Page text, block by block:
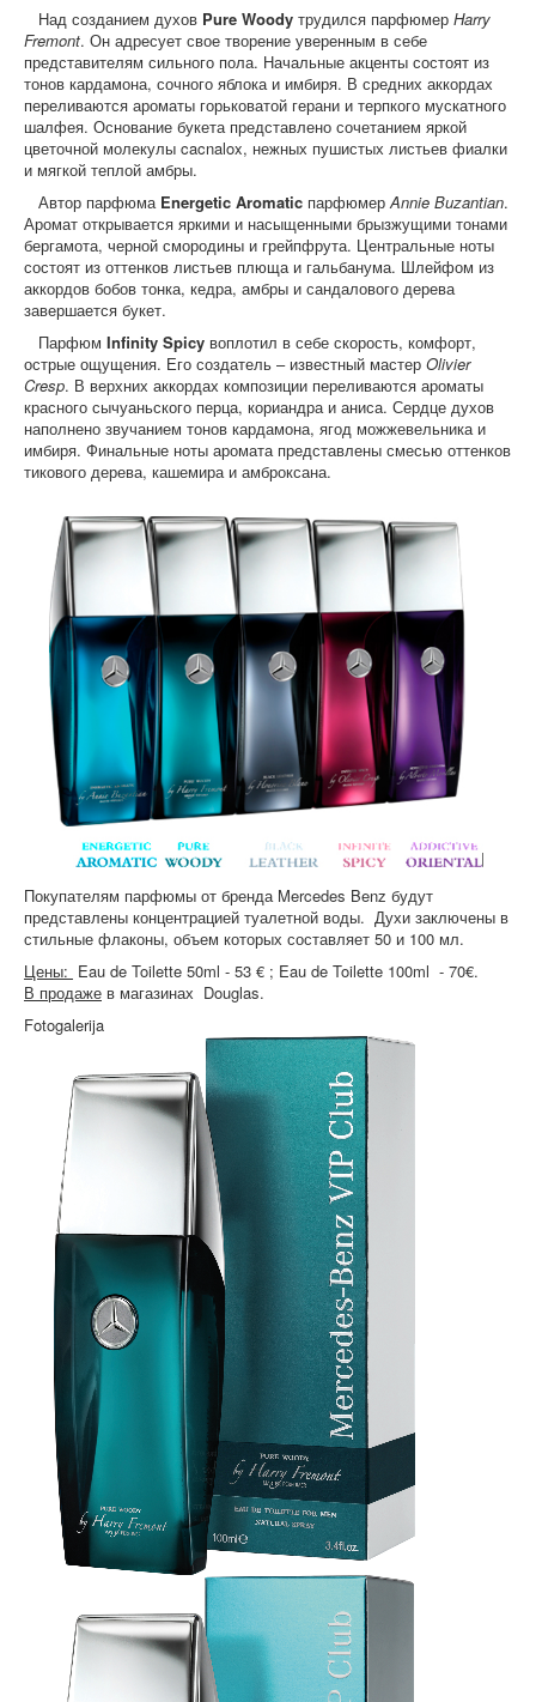
Над созданием духов Pure Woody трудился парфюмер Harry
Fremont. Он адресует свое творение уверенным в себе
представителям сильного пола. Начальные акценты состоят из
тонов кардамона, сочного яблока и имбиря. В средних аккордах
переливаются ароматы горьковатой герани и терпкого мускатного
шалфея. Основание букета представлено сочетанием яркой
цветочной молекулы cacnalox, нежных пушистых листьев фиалки
и мягкой теплой амбры.
Автор парфюма Energetic Aromatic парфюмерAnnie Buzantian.
Аромат открывается яркими и насыщенными брызжущими тонами
бергамота, черной смородины и грейпфрута. Центральные ноты
состоят из оттенков листьев плюща и гальбанума. Шлейфом из
аккордов бобов тонка, кедра, амбры и сандалового дерева
завершается букет.
Парфюм Infinity Spicy воплотил в себе скорость, комфорт,
острые ощущения. Его создатель – известный мастер Olivier
Cresp. В верхних аккордах композиции переливаются ароматы
красного сычуаньского перца, кориандра и аниса. Сердце духов
наполнено звучанием тонов кардамона, ягод можжевельника и
имбиря. Финальные ноты аромата представлены смесью оттенков
тикового дерева, кашемира и амброксана.
Покупателям парфюмы от бренда Mercedes Benz будут
представлены концентрацией туалетной воды. Духи заключены в
стильные флаконы, объем которых составляет 50 и 100 мл.
Цены: Eau de Toilette 50ml - 53 € ; Eau de Toilette 100ml - 70€.
В продаже в магазинах Douglas.
Fotogalerija